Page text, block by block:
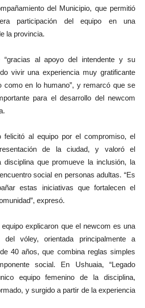
del Municipio, que permitió
participación del equipo en una
la provincia.
“gracias al apoyo del intendente y su
vivir una experiencia muy gratificante
como en lo humano”, y remarcó que se
para el desarrollo del newcom
felicitó al equipo por el compromiso, el
de la ciudad, y valoró el
disciplina que promueve la inclusión, la
social en personas adultas. “Es
estas iniciativas que fortalecen el
expresó.
explicaron que el newcom es una
del vóley, orientada principalmente a
40 años, que combina reglas simples
social. En Ushuaia, “Legado
equipo femenino de la disciplina,
y surgido a partir de la experiencia